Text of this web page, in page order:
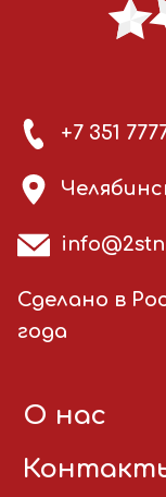
+7 351
Сделано в
года
О нас